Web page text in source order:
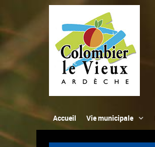
Accueil Vie municipale